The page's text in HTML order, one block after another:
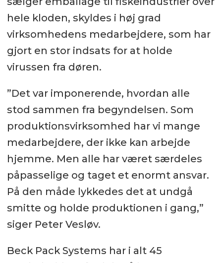
hele kloden, skyldes i høj grad
virksomhedens medarbejdere, som har
gjort en stor indsats for at holde
virussen fra døren.
”Det var imponerende, hvordan alle
stod sammen fra begyndelsen. Som
produktionsvirksomhed har vi mange
medarbejdere, der ikke kan arbejde
hjemme. Men alle har været særdeles
påpasselige og taget et enormt ansvar.
På den måde lykkedes det at undgå
smitte og holde produktionen i gang,”
siger Peter Vesløv.
Beck Pack Systems har i alt 45